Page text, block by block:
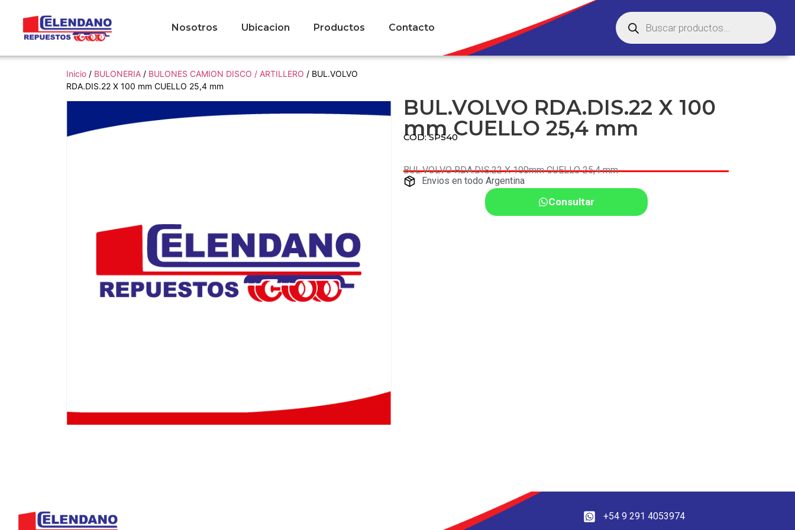
Nosotros Ubicacion Productos Contacto
Inicio / BULONERIA / BULONES CAMION DISCO / ARTILLERO / BUL.VOLVO
RDA.DIS.22 X 100 mm CUELLO 25,4 mm
BUL.VOLVO RDA.DIS.22 X 100
mm CUELLO 25,4 mm
COD: SP540
BUL.VOLVO RDA.DIS.22 X 100mm CUELLO 25,4 mm
Envios en todo Argentina
Consultar
+54 9 291 4053974